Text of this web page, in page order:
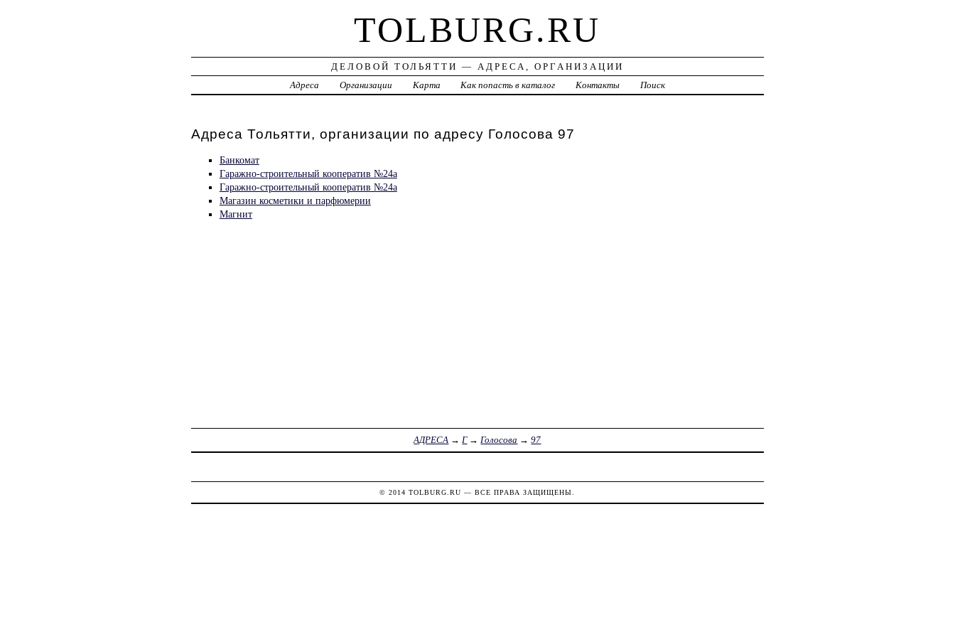
TOLBURG.RU
ДЕЛОВОЙ ТОЛЬЯТТИ — АДРЕСА, ОРГАНИЗАЦИИ
Адреса
Организации Карта Как попасть в каталог Контакты Поиск
Адреса Тольятти, организации по адресу Голосова 97
Банкомат
Гаражно-строительный кооператив №24а
Гаражно-строительный кооператив №24а
Магазин косметики и парфюмерии
Магнит
АДРЕСА →Г→Голосова →97
© 2014TOLBURG.RU — ВСЕ ПРАВА ЗАЩИЩЕНЫ.